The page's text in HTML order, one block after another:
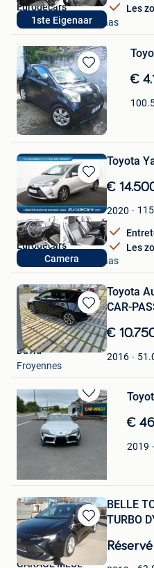
1ste Eigenaar
Les
Eurodecars
Mechelen-Aan-De-Maas
Sauvegarder
dans
Mes
Favoris
€
JIPI
Linkebeek
Sauvegarder
dans
Mes
Favoris
Camera
Toyota
€
2020
Les
Eurodecars
Mechelen-Aan-De-Maas
Sauvegarder
dans
Mes
Favoris
Toyota
CAR-
€
2016
David
Froyennes
Sauvegarder
dans
Mes
Favoris
€
2019
Meyerode
Sauvegarder
dans
Mes
BELLE
TURBO
Réservé
GARAGE MEUL